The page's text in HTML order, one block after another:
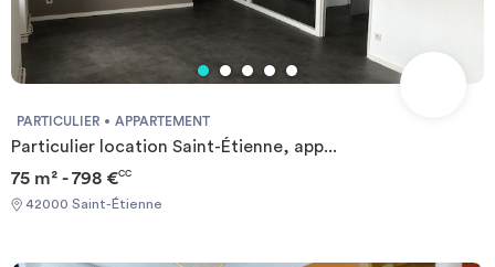
PARTICULIER APPARTEMENT
Particulier location Saint-Étienne, app...
75 m² - 798 €CC
42000 Saint-Étienne